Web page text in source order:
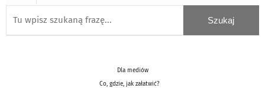
Dla mediów
Co, gdzie, jak załatwić?